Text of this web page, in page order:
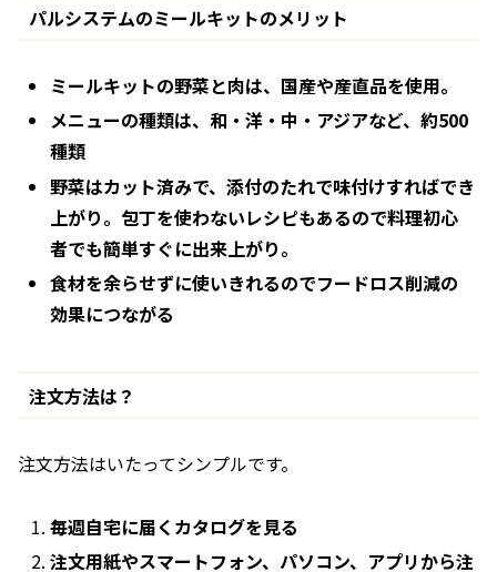
パルシステムのミールキットのメリット
ミールキットの野菜と肉は、国産や産直品を使用。
メニューの種類は、和・洋・中・アジアなど、約500
種類
野菜はカット済みで、添付のたれで味付けすればでき
上がり。包丁を使わないレシピもあるので料理初心
者でも簡単すぐに出来上がり。
食材を余らせずに使いきれるのでフードロス削減の
効果につながる
注文方法は？
注文方法はいたってシンプルです。
毎週自宅に届くカタログを見る
注文用紙やスマートフォン、パソコン、アプリから注